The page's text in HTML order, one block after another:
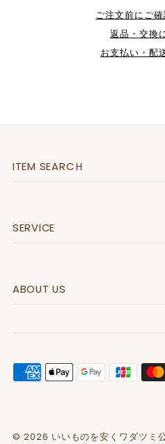
ご注文前にご
返品・交換
お支払い・配
ITEM SEARCＨ
SERVICE
ABOUT US
© 2026 いいものを安くワダツミ